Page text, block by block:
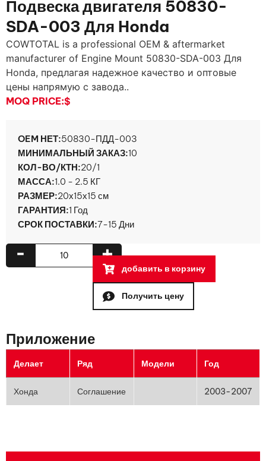
Подвеска двигателя 50830-
SDA-003 Для Honda
COWTOTAL is a professional OEM & aftermarket
manufacturer of Engine Mount 50830-SDA-003 Для
Honda, предлагая надежное качество и оптовые
цены напрямую с завода..
MOQ PRICE:$
OEM НЕТ:50830-ПДД-003
МИНИМАЛЬНЫЙ ЗАКАЗ:10
КОЛ-ВО/КТН:20/1
МАССА:1.0 - 2.5 КГ
РАЗМЕР:20х15х15 см
ГАРАНТИЯ:1 Год
СРОК ПОСТАВКИ:7-15 Дни
+
-
добавить в корзину
Получить цену
Приложение
Делает Ряд Модели Год
Хонда Соглашение 2003-2007